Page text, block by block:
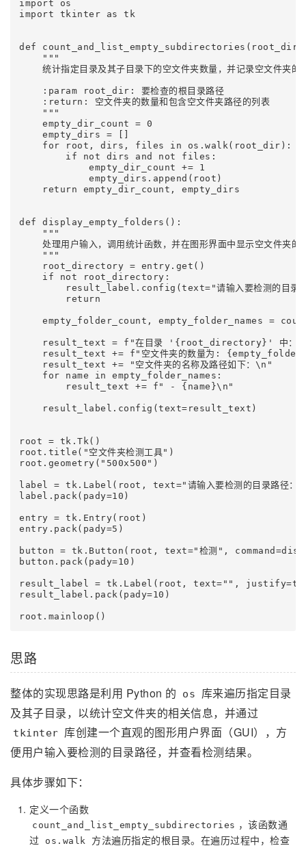
import os
import tkinter as tk
def
    """
统计指定目录及其子目录下的空文件夹数量，并记录空文件夹的
    :param root_dir: 要检查的根目录路径
    :return: 空文件夹的数量和包含空文件夹路径的列表
    """
    empty_dir_count = 0
    empty_dirs = []
    for root, dirs, files in os.walk(root_dir):
        if not dirs and not files:
            empty_dir_count += 1
            empty_dirs.append(root)
    return empty_dir_count, empty_dirs
def display_empty_folders():
    """
处理用户输入，调用统计函数，并在图形界面中显示空文件夹的
    """
    root_directory = entry.get()
    if not root_directory:
result_label.config(text="请输入要检测的目录
        return
empty_folder_count, empty_folder_names =
result_text = f"在目录 '{root_directory}' 中：
result_text += f"空文件夹的数量为:
    result_text += "空文件夹的名称及路径如下：\n"
    for name in empty_folder_names:
        result_text += f" - {name}\n"
    result_label.config(text=result_text)
root = tk.Tk()
root.title("空文件夹检测工具")
root.geometry("500x500")
label = tk.Label(root, text="请输入要检测的目录路径：
label.pack(pady=10)
entry = tk.Entry(root)
entry.pack(pady=5)
button = tk.Button(root, text="检测",
button.pack(pady=10)
result_label = tk.Label(root, text="",
result_label.pack(pady=10)
思路
整体的实现思路是利用 Python 的 os
库来遍历指定目录
及其子目录，以统计空文件夹的相关信息，并通过
tkinter 库创建一个直观的图形用户界面（GUI），方
便用户输入要检测的目录路径，并查看检测结果。
具体步骤如下：
定义一个函数
count_and_list_empty_subdirectories ，该函数通
过
os.walk
方法遍历指定的根目录。在遍历过程中，检查